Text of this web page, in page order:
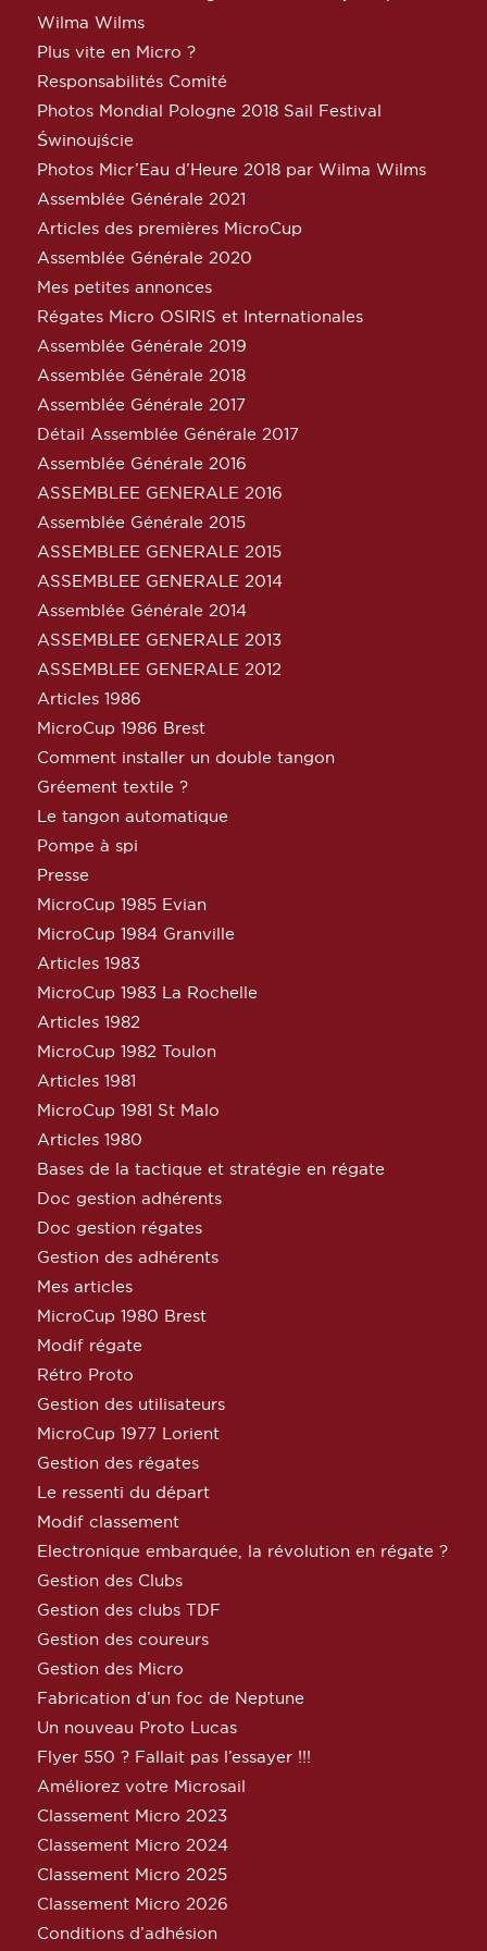
Wilma Wilms
Plus vite en Micro ?
Responsabilités Comité
Photos Mondial Pologne 2018 Sail Festival
Świnoujście
Photos Micr’Eau d’Heure 2018 par Wilma Wilms
Assemblée Générale 2021
Articles des premières MicroCup
Assemblée Générale 2020
Mes petites annonces
Régates Micro OSIRIS et Internationales
Assemblée Générale 2019
Assemblée Générale 2018
Assemblée Générale 2017
Détail Assemblée Générale 2017
Assemblée Générale 2016
ASSEMBLEE GENERALE 2016
Assemblée Générale 2015
ASSEMBLEE GENERALE 2015
ASSEMBLEE GENERALE 2014
Assemblée Générale 2014
ASSEMBLEE GENERALE 2013
ASSEMBLEE GENERALE 2012
Articles 1986
MicroCup 1986 Brest
Comment installer un double tangon
Gréement textile ?
Le tangon automatique
Pompe à spi
Presse
MicroCup 1985 Evian
MicroCup 1984 Granville
Articles 1983
MicroCup 1983 La Rochelle
Articles 1982
MicroCup 1982 Toulon
Articles 1981
MicroCup 1981 St Malo
Articles 1980
Bases de la tactique et stratégie en régate
Doc gestion adhérents
Doc gestion régates
Gestion des adhérents
Mes articles
MicroCup 1980 Brest
Modif régate
Rétro Proto
Gestion des utilisateurs
MicroCup 1977 Lorient
Gestion des régates
Le ressenti du départ
Modif classement
Electronique embarquée, la révolution en régate ?
Gestion des Clubs
Gestion des clubs TDF
Gestion des coureurs
Gestion des Micro
Fabrication d’un foc de Neptune
Un nouveau Proto Lucas
Flyer 550 ? Fallait pas l’essayer !!!
Améliorez votre Microsail
Classement Micro 2023
Classement Micro 2024
Classement Micro 2025
Classement Micro 2026
Conditions d’adhésion